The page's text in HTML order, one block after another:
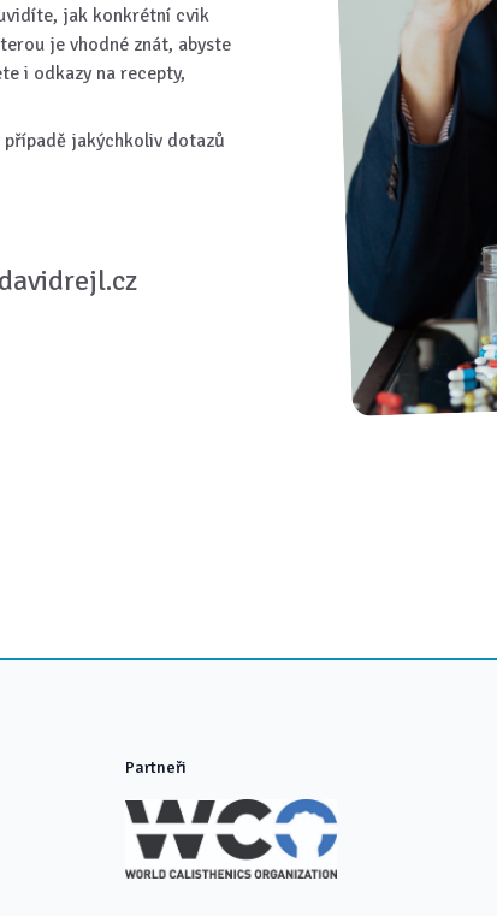
jak konkrétní cvik
je vhodné znát, abyste
i odkazy na recepty,
jakýchkoliv dotazů
Partneři